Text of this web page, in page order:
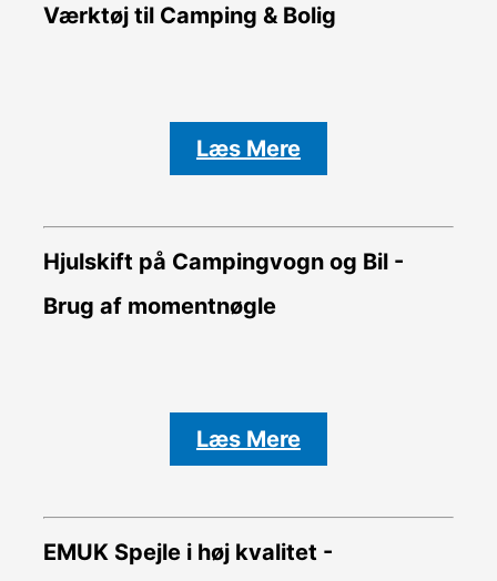
Værktøj til Camping & Bolig
Læs Mere
Hjulskift på Campingvogn og Bil -
Brug af momentnøgle
Læs Mere
EMUK Spejle i høj kvalitet -